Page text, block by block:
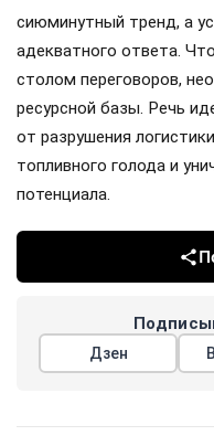
сиюминутный тренд, а
адекватного ответа.
столом переговоров,
ресурсной базы. Речь
от разрушения
топливного голода и
потенциала.
Дзен